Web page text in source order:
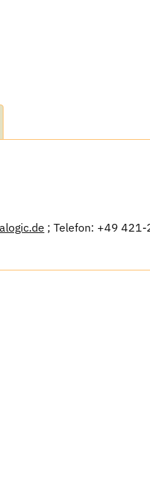
; Telefon: +49